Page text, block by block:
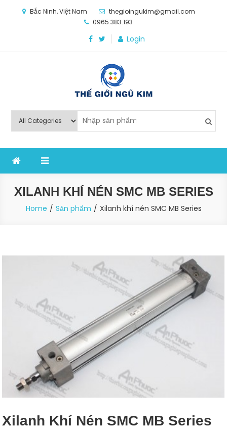
Bắc Ninh, Việt Nam
thegioingukim@gmail.com
0965.383.193
Login
Thế Giới Ngũ Kim
nghiệp sản xuất
XILANH KHÍ NÉN SMC MB SERIES
Home Sản phẩm Xilanh khí nén SMC MB Series
Xilanh Khí Nén SMC MB Series